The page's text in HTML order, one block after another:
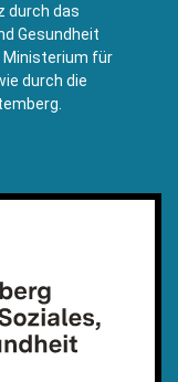
Mail)
durch das
Gesundheit
Ministerium für
durch die